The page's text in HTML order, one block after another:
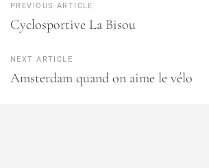
PREVIOUS ARTICLE
Cyclosportive La Bisou
NEXT ARTICLE
Amsterdam quand on aime le vélo